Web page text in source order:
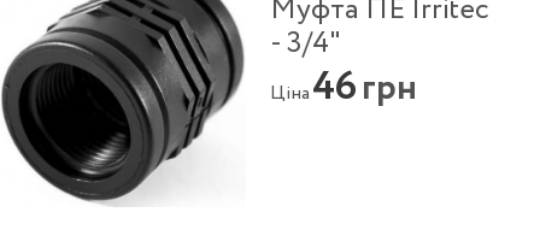
Муфта ПЕ Irritec
- 3/4"
Ціна46грн